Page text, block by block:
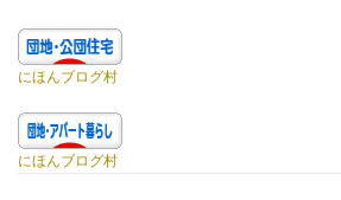
にほんブログ村
にほんブログ村